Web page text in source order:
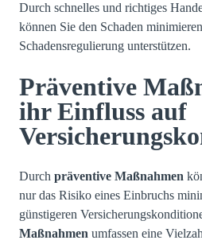
Durch schnelles und richtiges
können Sie den Schaden
Schadensregulierung unterstützen.
Präventive
ihr Einfluss auf
Durch präventive Maßnahmen
nur das Risiko eines Einbruchs
günstigeren
Maßnahmen umfassen eine